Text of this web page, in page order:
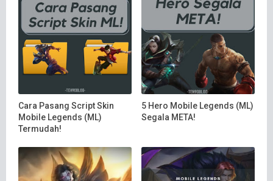
Cara Pasang Script Skin
Mobile Legends (ML)
Termudah!
5 Hero Mobile Legends (ML)
Segala META!